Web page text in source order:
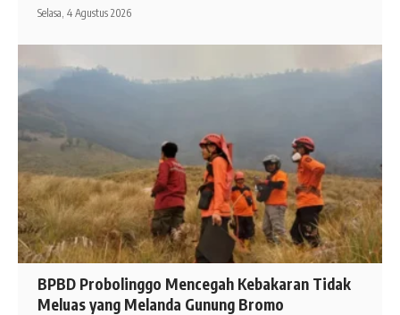
Selasa, 4 Agustus 2026
BPBD Probolinggo Mencegah Kebakaran Tidak
Meluas yang Melanda Gunung Bromo